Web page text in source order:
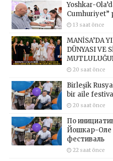
Yoshkar-
Cumhuriyet”
13 saat önce
MANİSA’DA
DÜNYASI VE
20 saat önce
Birleşik
bir aile
20 saat önce
По
Йошкар-Оле
фестиваль
22 saat önce